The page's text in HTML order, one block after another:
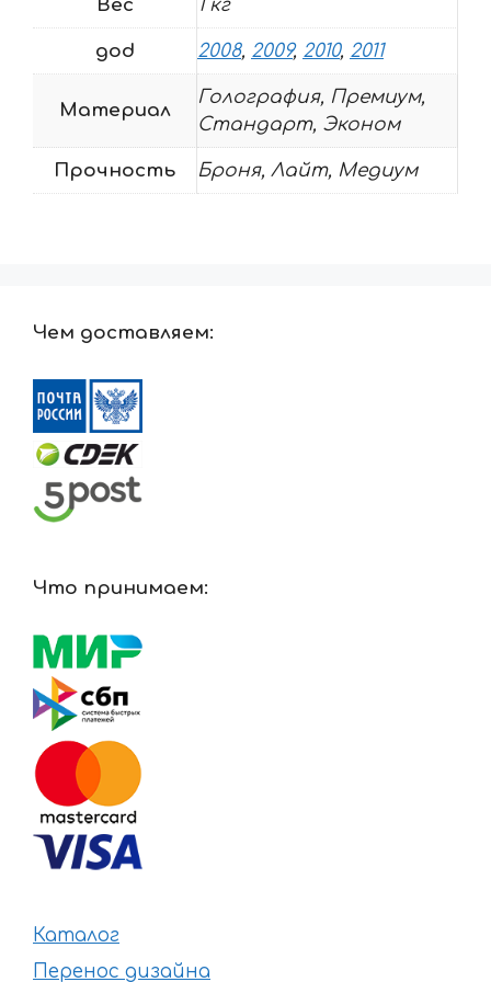
Вес 1 кг
god 2008, 2009, 2010, 2011
Материал
Голография, Премиум,
Стандарт, Эконом
Прочность Броня, Лайт, Медиум
Чем доставляем:
Что принимаем:
Каталог
Перенос дизайна